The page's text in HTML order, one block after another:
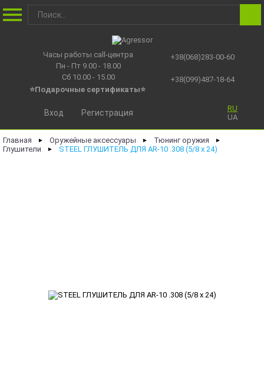
Часы работы call-центра
Пн - Пт 9.00 - 18.00
Сб 10.00 - 15.00
⭐Подарочные сертификаты⭐
+38(068)283-00-60
+38(099)487-18-64
RU
UA
Вход Регистрация
Главная ► Оружейные аксессуары ► Тюнинг оружия ►
Глушители ► STEEL ГЛУШИТЕЛЬ ДЛЯ AR-10 .308 (5/8 х 24)